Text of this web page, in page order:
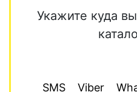
Укажите куда
SMS Viber